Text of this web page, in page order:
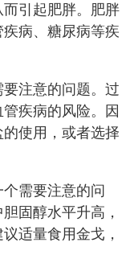
引起肥胖。肥胖
病、糖尿病等疾
注意的问题。过
疾病的风险。因
使用，或者选择
需要注意的问
固醇水平升高，
适量食用金戈，